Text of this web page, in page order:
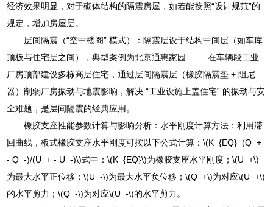
经济效果明显，对于砌体结构的隔震房屋，如若能按照“设计规范”的
规定，增加房屋层。
层间隔震（“空中楼阁” 模式）：隔震层设于结构中间层（如车库
顶板与住宅层之间），典型案例为北京通惠家园 —— 在车辆段工业
厂房顶部建设多栋高层住宅，通过层间隔震层（橡胶隔震垫 + 阻尼
器）削弱厂房振动与地震影响，解决 “工业设施上盖住宅” 的振动与安
全难题，是层间隔震的经典应用。
橡胶支座性能参数计算与影响分析：水平刚度计算方法：利用滞
回曲线，板式橡胶支座水平刚度可按以下公式计算：\(K_{EQ}=(Q_+
- Q_-)/(U_+ - U_-)\)式中：\(K_{EQ}\)为橡胶支座水平刚度；\(U_+\)
为最大水平正位移；\(U_-\)为最大水平负位移；\(Q_+\)为对应\(U_+\)
的水平剪力；\(Q_-\)为对应\(U_-\)的水平剪力。